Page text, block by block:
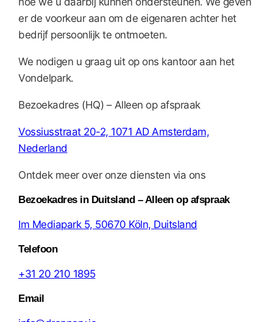
er de voorkeur aan om de eigenaren achter het
bedrijf persoonlijk te ontmoeten.
We nodigen u graag uit op ons kantoor aan het
Vondelpark.
Bezoekadres (HQ) – Alleen op afspraak
Vossiusstraat 20-2, 1071 AD Amsterdam,
Nederland
Ontdek meer over onze diensten via ons
Bezoekadres in Duitsland – Alleen op afspraak
Im Mediapark 5, 50670 Köln, Duitsland
Telefoon
+31 20 210 1895
Email